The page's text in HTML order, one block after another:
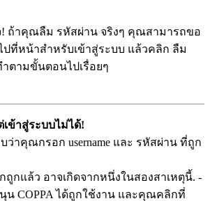
! ถ้าคุณลืม รหัสผ่าน จริงๆ คุณสามารถขอ
ปที่หน้าสำหรับเข้าสู่ระบบ แล้วคลิก ลืม
ตามขั้นตอนไปเรื่อยๆ
ข้าสู่ระบบไม่ได้!
ว่าคุณกรอก username และ รหัสผ่าน ที่ถูก
กแล้ว อาจเกิดจากหนึ่งในสองสาเหตุนี้. -
น COPPA ได้ถูกใช้งาน และคุณคลิกที่